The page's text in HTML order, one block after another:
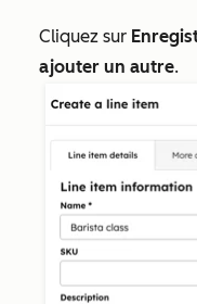
Cliquez sur
ajouter un autre.